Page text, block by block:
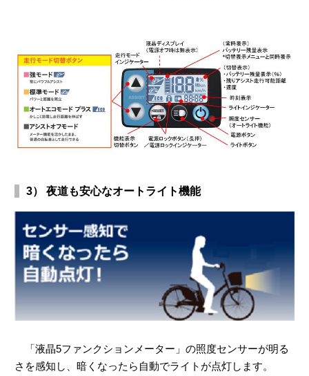
3） 夜道も安心なオートライト機能
「液晶5ファンクションメーター」の照度センサーが明る
さを感知し、暗くなったら自動でライトが点灯します。